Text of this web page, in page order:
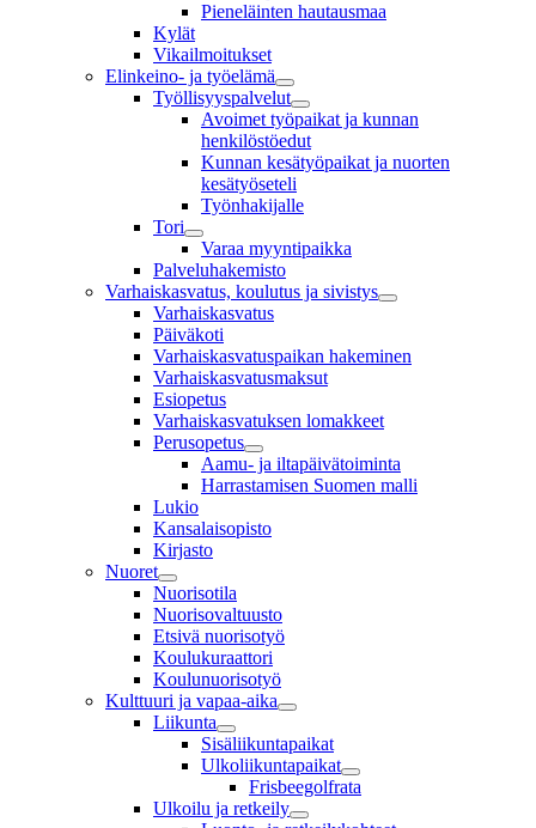
Pieneläinten hautausmaa
Kylät
Vikailmoitukset
Elinkeino- ja työelämä
Työllisyyspalvelut
Avoimet työpaikat ja kunnan
henkilöstöedut
Kunnan kesätyöpaikat ja nuorten
kesätyöseteli
Työnhakijalle
Tori
Varaa myyntipaikka
Palveluhakemisto
Varhaiskasvatus, koulutus ja sivistys
Varhaiskasvatus
Päiväkoti
Varhaiskasvatuspaikan hakeminen
Varhaiskasvatusmaksut
Esiopetus
Varhaiskasvatuksen lomakkeet
Perusopetus
Aamu- ja iltapäivätoiminta
Harrastamisen Suomen malli
Lukio
Kansalaisopisto
Kirjasto
Nuoret
Nuorisotila
Nuorisovaltuusto
Etsivä nuorisotyö
Koulukuraattori
Koulunuorisotyö
Kulttuuri ja vapaa-aika
Liikunta
Sisäliikuntapaikat
Ulkoliikuntapaikat
Frisbeegolfrata
Ulkoilu ja retkeily